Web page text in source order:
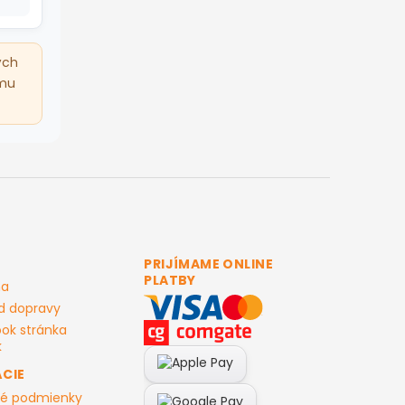
dopravy
stránka
podmienky
PRIJÍMAME ONLINE
PLATBY